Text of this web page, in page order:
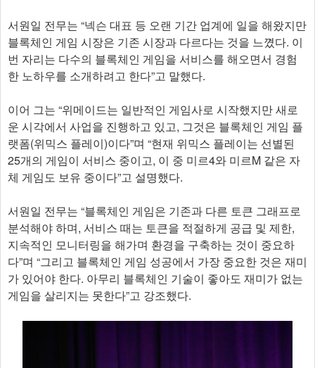
서원일 전무는 “넥슨 대표 등 오랜 기간 업계에 일을 해왔지만
블록체인 게임 시장은 기존 시장과 다르다는 것을 느꼈다. 이
번 자리는 다수의 블록체인 게임을 서비스를 해오면서 경험
한 노하우를 소개하려고 한다”고 말했다.
이어 그는 “위메이드는 일반적인 게임사로 시작했지만 새로
운 시각에서 사업을 진행하고 있고, 그것은 블록체인 게임 플
랫폼(위믹스 플레이)이다”며 “현재 위믹스 플레이는 선별된
25개의 게임이 서비스 중이고, 이 중 미르4와 미르M 같은 자
체 게임도 보유 중이다”고 설명했다.
서원일 전무는 “블록체인 게임은 기존과 다른 토큰 그래프로
분석해야 하며, 서비스 때는 토큰을 적절하게 공급 및 제한,
지속적인 모니터링을 해가며 환경을 구축하는 것이 중요하
다”며 “그리고 블록체인 게임 성공에서 가장 중요한 것은 재미
가 있어야 한다. 아무리 블록체인 기술이 좋아도 재미가 없는
게임을 살리지는 못한다”고 강조했다.